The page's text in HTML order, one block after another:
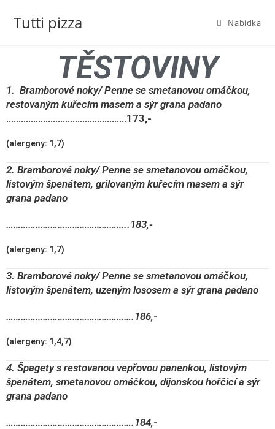
Tutti pizza Nabídka
TĚSTOVINY
1. Bramborové noky/ Penne se smetanovou omáčkou,
restovaným kuřecím masem a sýr grana padano
………………………………………….173,-
(alergeny: 1,7)
2. Bramborové noky/ Penne se smetanovou omáčkou,
listovým špenátem, grilovaným kuřecím masem a sýr
grana padano
…………………………………………..183,-
(alergeny: 1,7)
3. Bramborové noky/ Penne se smetanovou omáčkou,
listovým špenátem, uzeným lososem a sýr grana padano
…………………………………………….186,-
(alergeny: 1,4,7)
4. Špagety s restovanou vepřovou panenkou, listovým
špenátem, smetanovou omáčkou, dijonskou hořčicí a sýr
grana padano
…………………………………………….184,-